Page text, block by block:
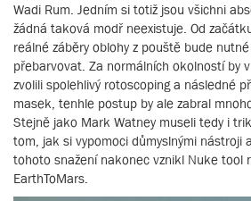
Wadi Rum. Jedním si totiž jsou všichni
žádná taková modř neexistuje. Od
reálné záběry oblohy z pouště bude
přebarvovat. Za normálních okolností by
zvolili spolehlivý rotoscoping a následné
masek, tenhle postup by ale zabral
Stejně jako Mark Watney museli tedy i
tom, jak si vypomoci důmyslnými nástroji
tohoto snažení nakonec vznikl Nuke tool
EarthToMars.